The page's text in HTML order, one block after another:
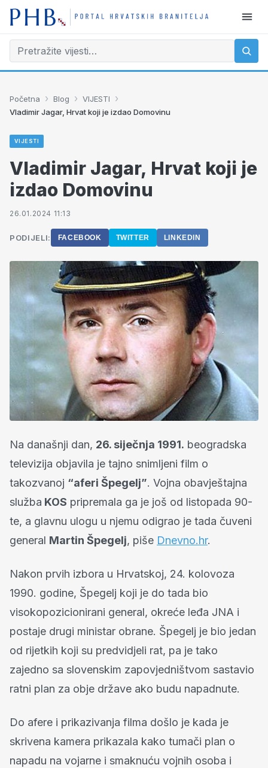
Početna › Blog › VIJESTI ›
Vladimir Jagar, Hrvat koji je izdao Domovinu
VIJESTI
Vladimir Jagar, Hrvat koji je
izdao Domovinu
26.01.2024 11:13
PODIJELI: FACEBOOK TWITTER LINKEDIN
Na današnji dan, 26. siječnja 1991. beogradska
televizija objavila je tajno snimljeni film o
takozvanoj “aferi Špegelj”. Vojna obavještajna
služba KOS pripremala ga je još od listopada 90-
te, a glavnu ulogu u njemu odigrao je tada čuveni
general Martin Špegelj, piše Dnevno.hr.
Nakon prvih izbora u Hrvatskoj, 24. kolovoza
1990. godine, Špegelj koji je do tada bio
visokopozicionirani general, okreće leđa JNA i
postaje drugi ministar obrane. Špegelj je bio jedan
od rijetkih koji su predvidjeli rat, pa je tako
zajedno sa slovenskim zapovjedništvom sastavio
ratni plan za obje države ako budu napadnute.
Do afere i prikazivanja filma došlo je kada je
skrivena kamera prikazala kako tumači plan o
napadu na vojarne i smaknuću vojnih osoba i